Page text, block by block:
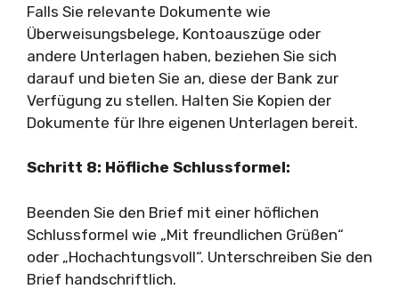
Falls Sie relevante Dokumente wie
Überweisungsbelege, Kontoauszüge oder
andere Unterlagen haben, beziehen Sie sich
darauf und bieten Sie an, diese der Bank zur
Verfügung zu stellen. Halten Sie Kopien der
Dokumente für Ihre eigenen Unterlagen bereit.
Schritt 8: Höfliche Schlussformel:
Beenden Sie den Brief mit einer höflichen
Schlussformel wie „Mit freundlichen Grüßen“
oder „Hochachtungsvoll“. Unterschreiben Sie den
Brief handschriftlich.